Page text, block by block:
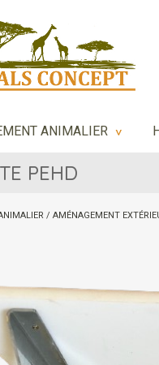
ANIMALIER >
PEHD
/ AMÉNAGEMENT